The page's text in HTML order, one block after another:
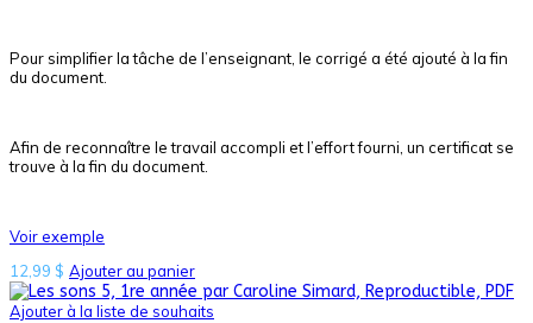
Pour simplifier la tâche de l’enseignant, le corrigé a été ajouté à la fin
du document.
Afin de reconnaître le travail accompli et l’effort fourni, un certificat se
trouve à la fin du document.
Voir exemple
12,99 $ Ajouter au panier
Ajouter à la liste de souhaits